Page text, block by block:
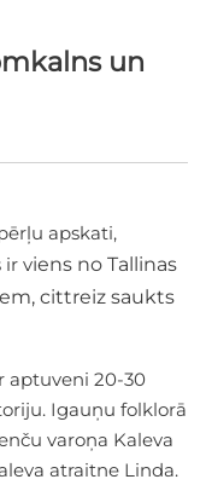
un
apskati,
ir viens no Tallinas
cittreiz saukts
aptuveni 20-30
Igauņu folklorā
varoņa Kaleva
atraitne Linda.